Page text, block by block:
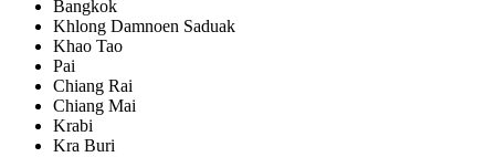
Bangkok
Khlong Damnoen Saduak
Khao Tao
Pai
Chiang Rai
Chiang Mai
Krabi
Kra Buri